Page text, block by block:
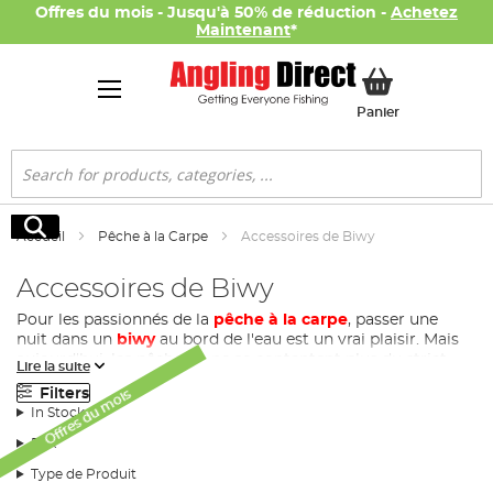
Offres du mois - Jusqu'à 50% de réduction - Achetez
Maintenant*
PanierMon panier
Rechercher
Rechercher
Accueil Pêche à la Carpe Accessoires de Biwy
Accessoires de Biwy
Pour les passionnés de la pêche à la carpe, passer une
nuit dans un biwyau bord de l'eau est un vrai plaisir. Mais
aujourd'hui, les pêcheurs ne se contentent plus du strict
nécessaire lors de leurs sessions de pêche nocturnes ou
prolongées. Chez Angling Direct, nous proposons une
large gamme d'accessoires de biwy pour carpes afin de
transformer votre bivouac en un véritable chez-vous
éphémère.
Lire la suite
Filters
In Stock
Prix
Type de Produit
Offres du mois